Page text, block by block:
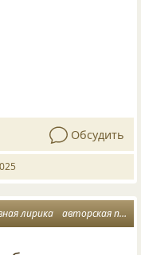
Обсудить
лирика авторская песня